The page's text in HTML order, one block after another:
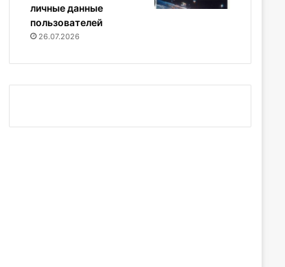
личные данные
пользователей
26.07.2026